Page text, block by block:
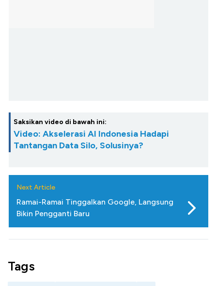
Saksikan video di bawah ini:
Video: Akselerasi AI Indonesia Hadapi
Tantangan Data Silo, Solusinya?
Next Article
Ramai-Ramai Tinggalkan Google, Langsung
Bikin Pengganti Baru
Tags